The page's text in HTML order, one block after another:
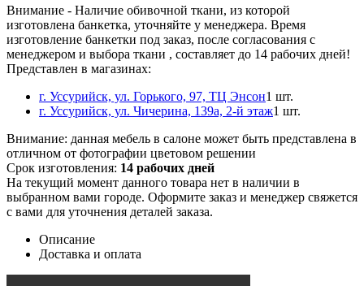
Внимание - Наличие обивочной ткани, из которой
изготовлена банкетка, уточняйте у менеджера. Время
изготовление банкетки под заказ, после согласования с
менеджером и выбора ткани , составляет до 14 рабочих дней!
Представлен в магазинах:
г. Уссурийск, ул. Горького, 97, ТЦ Энсон1 шт.
г. Уссурийск, ул. Чичерина, 139а, 2-й этаж1 шт.
Внимание: данная мебель в салоне может быть представлена в
отличном от фотографии цветовом решении
Срок изготовления: 14 рабочих дней
На текущий момент данного товара нет в наличии в
выбранном вами городе. Оформите заказ и менеджер свяжется
с вами для уточнения деталей заказа.
Описание
Доставка и оплата